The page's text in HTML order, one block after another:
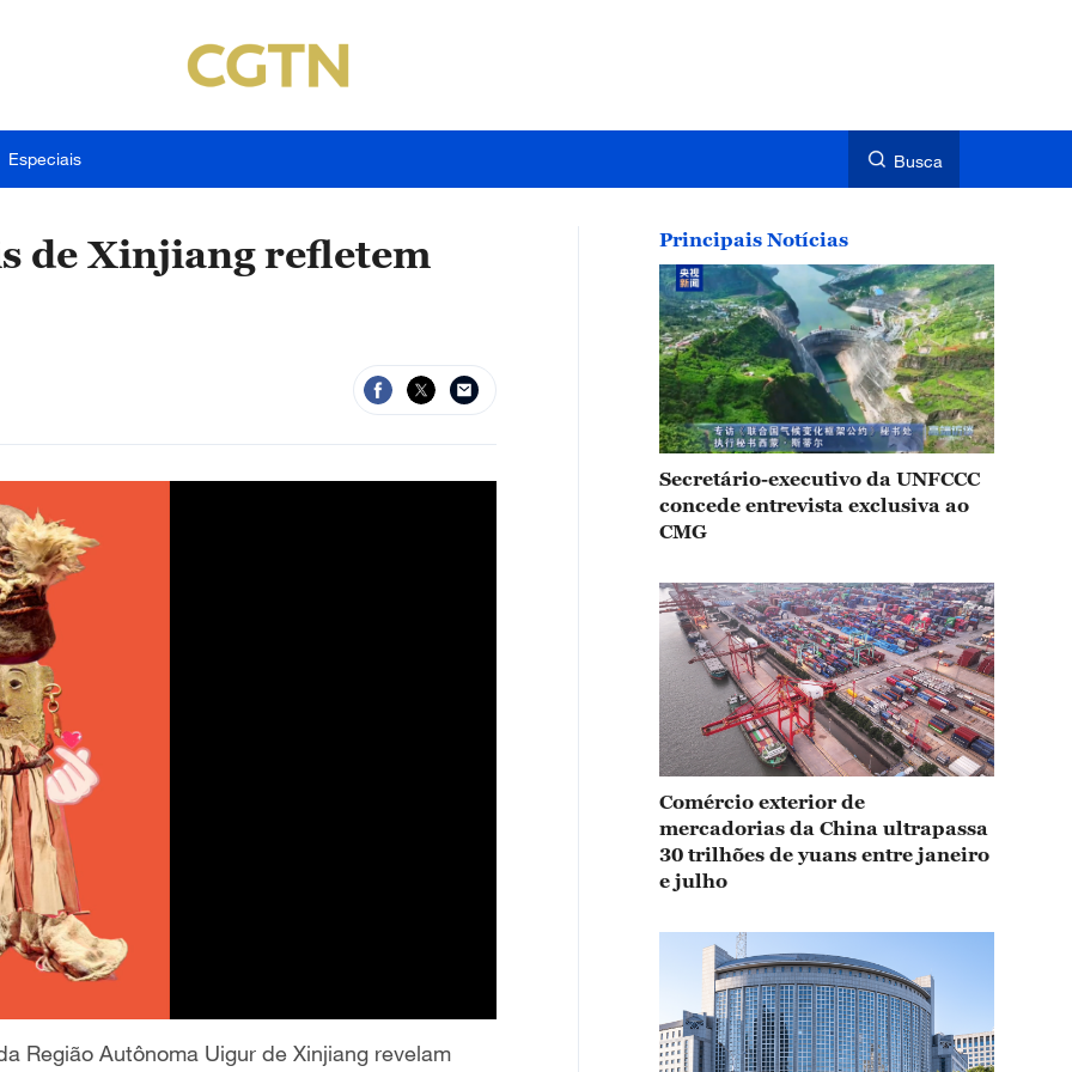
Especiais Busca
de Xinjiang refletem
Região Autônoma Uigur de Xinjiang revelam
Principais Notícias
Secretário-executivo da UNFCCC
concede entrevista exclusiva ao
CMG
Comércio exterior de
mercadorias da China ultrapassa
30 trilhões de yuans entre janeiro
e julho